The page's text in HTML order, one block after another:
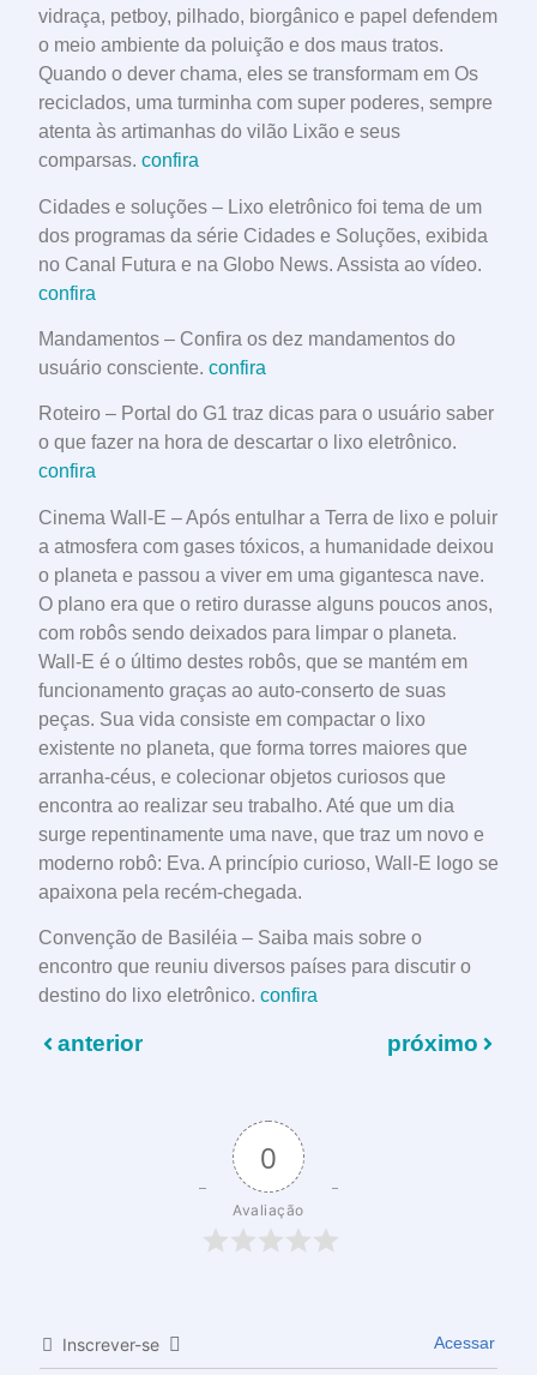
vidraça, petboy, pilhado, biorgânico e papel defendem
o meio ambiente da poluição e dos maus tratos.
Quando o dever chama, eles se transformam em Os
reciclados, uma turminha com super poderes, sempre
atenta às artimanhas do vilão Lixão e seus
comparsas. confira
Cidades e soluções – Lixo eletrônico foi tema de um
dos programas da série Cidades e Soluções, exibida
no Canal Futura e na Globo News. Assista ao vídeo.
confira
Mandamentos – Confira os dez mandamentos do
usuário consciente. confira
Roteiro – Portal do G1 traz dicas para o usuário saber
o que fazer na hora de descartar o lixo eletrônico.
confira
Cinema Wall-E – Após entulhar a Terra de lixo e poluir
a atmosfera com gases tóxicos, a humanidade deixou
o planeta e passou a viver em uma gigantesca nave.
O plano era que o retiro durasse alguns poucos anos,
com robôs sendo deixados para limpar o planeta.
Wall-E é o último destes robôs, que se mantém em
funcionamento graças ao auto-conserto de suas
peças. Sua vida consiste em compactar o lixo
existente no planeta, que forma torres maiores que
arranha-céus, e colecionar objetos curiosos que
encontra ao realizar seu trabalho. Até que um dia
surge repentinamente uma nave, que traz um novo e
moderno robô: Eva. A princípio curioso, Wall-E logo se
apaixona pela recém-chegada.
Convenção de Basiléia – Saiba mais sobre o
encontro que reuniu diversos países para discutir o
destino do lixo eletrônico. confira
anterior próximo
0
Avaliação
Inscrever-se Acessar